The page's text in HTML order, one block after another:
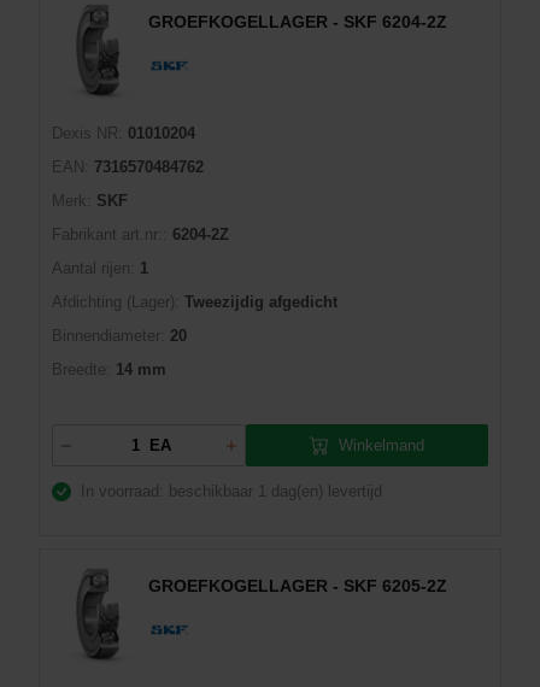
GROEFKOGELLAGER - SKF 6204-2Z
Dexis NR:
01010204
EAN:
7316570484762
Merk:
SKF
Fabrikant art.nr::
6204-2Z
Aantal rijen:
1
Afdichting (Lager): Tweezijdig afgedicht
Binnendiameter: 20
Breedte:
14 mm
EA Winkelmand
In voorraad: beschikbaar 1 dag(en) levertijd
GROEFKOGELLAGER - SKF 6205-2Z